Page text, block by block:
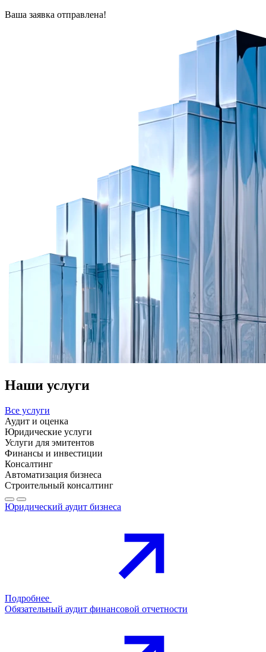
Ваша заявка отправлена!
Наши услуги
Все услуги
Аудит и оценка
Юридические услуги
Услуги для эмитентов
Финансы и инвестиции
Консалтинг
Автоматизация бизнеса
Строительный консалтинг
Юридический аудит бизнеса
Подробнее
Обязательный аудит финансовой отчетности